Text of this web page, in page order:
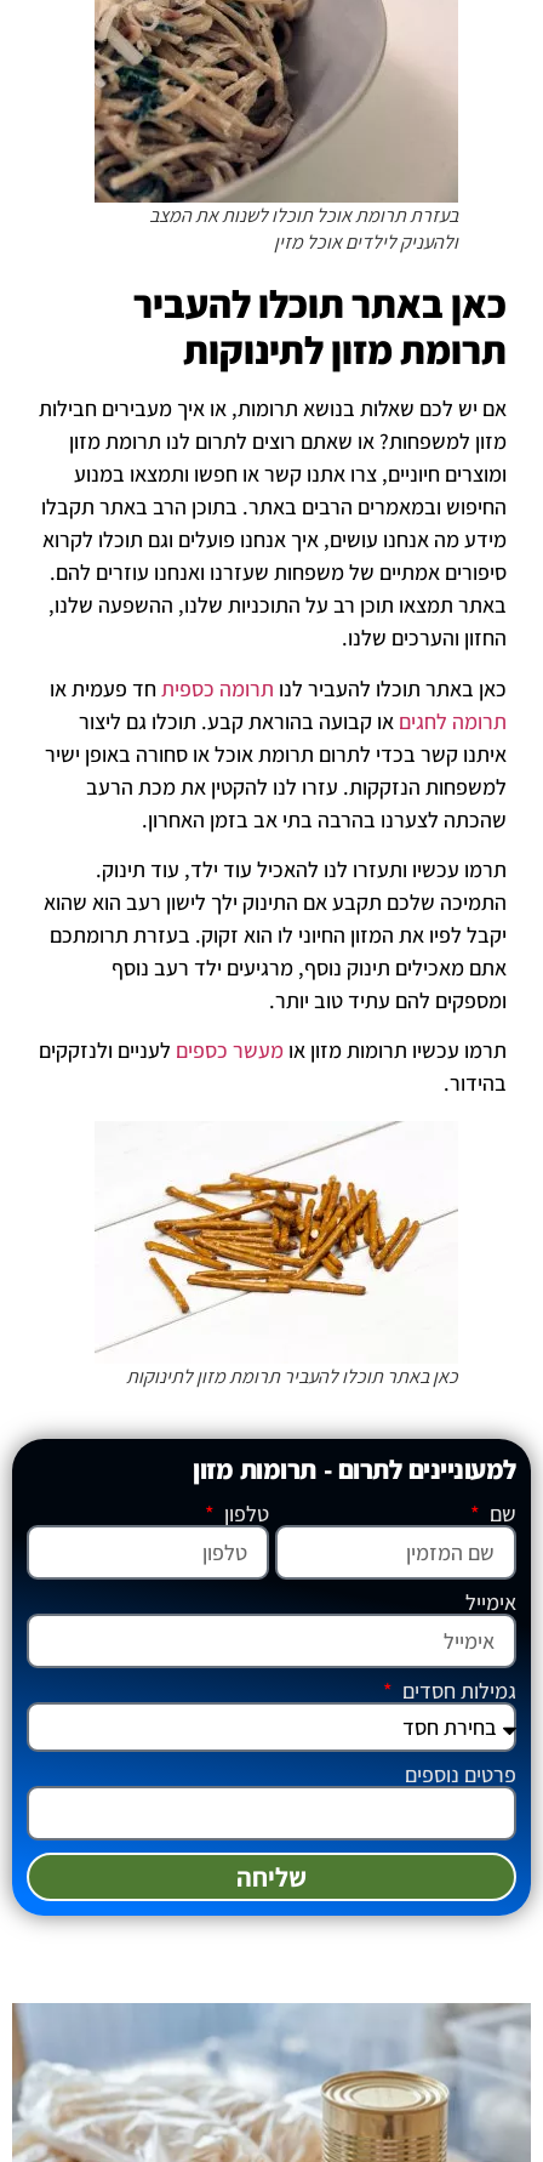
בעזרת תרומת אוכל תוכלו לשנות את המצב
ולהעניק לילדים אוכל מזין
כאן באתר תוכלו להעביר
תרומת מזון לתינוקות
אם יש לכם שאלות בנושא תרומות, או איך מעבירים חבילות
מזון למשפחות? או שאתם רוצים לתרום לנו תרומת מזון
ומוצרים חיוניים, צרו אתנו קשר או חפשו ותמצאו במנוע
החיפוש ובמאמרים הרבים באתר. בתוכן הרב באתר תקבלו
מידע מה אנחנו עושים, איך אנחנו פועלים וגם תוכלו לקרוא
סיפורים אמתיים של משפחות שעזרנו ואנחנו עוזרים להם.
באתר תמצאו תוכן רב על התוכניות שלנו, ההשפעה שלנו,
החזון והערכים שלנו.
כאן באתר תוכלו להעביר לנותרומה כספיתחד פעמית או
תרומה לחגיםאו קבועה בהוראת קבע. תוכלו גם ליצור
איתנו קשר בכדי לתרום תרומת אוכל או סחורה באופן ישיר
למשפחות הנזקקות. עזרו לנו להקטין את מכת הרעב
שהכתה לצערנו בהרבה בתי אב בזמן האחרון.
תרמו עכשיו ותעזרו לנו להאכיל עוד ילד, עוד תינוק.
התמיכה שלכם תקבע אם התינוק ילך לישון רעב הוא שהוא
יקבל לפיו את המזון החיוני לו הוא זקוק. בעזרת תרומתכם
אתם מאכילים תינוק נוסף, מרגיעים ילד רעב נוסף
ומספקים להם עתיד טוב יותר.
תרמו עכשיו תרומות מזון אומעשר כספיםלעניים ולנזקקים
בהידור.
כאן באתר תוכלו להעביר תרומת מזון לתינוקות
למעוניינים לתרום - תרומות מזון
שם טלפון
אימייל
גמילות חסדים
פרטים נוספים
שליחה